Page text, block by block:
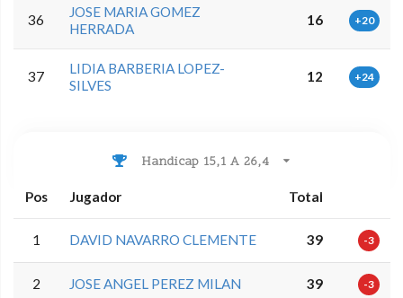
36
JOSE MARIA GOMEZ
HERRADA
16 +20
37
LIDIA BARBERIA LOPEZ-
SILVES
12 +24
Handicap 15,1 A 26,4
Pos Jugador Total
1 DAVID NAVARRO CLEMENTE 39 -3
2 JOSE ANGEL PEREZ MILAN 39 -3